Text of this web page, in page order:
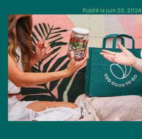
Publié le juin 20, 2024